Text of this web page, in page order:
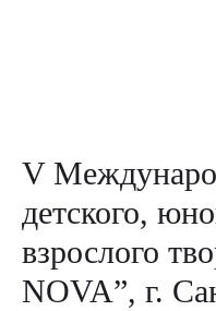
V
детского,
взрослого
NOVA”, г.